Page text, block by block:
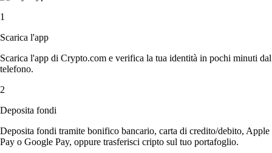
1
Scarica l'app
Scarica l'app di Crypto.com e verifica la tua identità in pochi minuti dal
telefono.
2
Deposita fondi
Deposita fondi tramite bonifico bancario, carta di credito/debito, Apple
Pay o Google Pay, oppure trasferisci cripto sul tuo portafoglio.